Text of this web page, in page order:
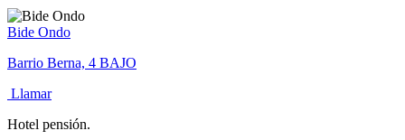
Bide Ondo
Barrio Berna, 4 BAJO
Llamar
Hotel pensión.